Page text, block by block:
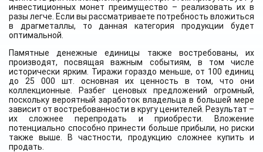
инвестиционных монет преимущество – реализовать их в
разы легче. Если вы рассматриваете потребность вложиться
в драгметаллы, то данная категория продукции будет
оптимальной.
Памятные денежные единицы также востребованы, их
производят, посвящая важным событиям, в том числе
исторически ярким. Тиражи гораздо меньше, от 100 единиц
до 25 000 шт. основная их ценность в том, что они
коллекционные. Разбег ценовых предложений огромный,
поскольку вероятный заработок владельца в большей мере
зависит от востребованности в кругу ценителей. Результат –
их сложнее перепродать и приобрести. Вложение
потенциально способно принести больше прибыли, но риски
также выше. В частности, продукцию сложнее купить и
продать.